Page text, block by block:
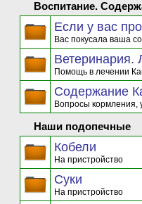
Воспитание.
Если у вас
Вас покусала ваша
Ветеринария.
Помощь в лечении
Содержание
Вопросы кормления,
Наши подопечные
Кобели
На пристройство
Суки
На пристройство